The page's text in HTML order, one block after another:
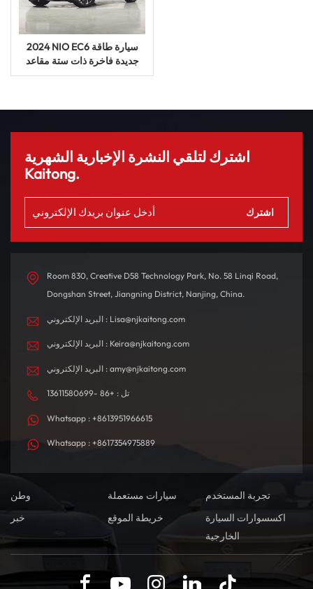
2024 NIO EC6 سيارة طاقة
جديدة فاخرة ذات ستة مقاعد
عالية الجودة
اشترك لتلقي النشرة الإخبارية الشهرية
Kaitong.
Room 830, Creative D58 Technology Park, No. 58 Linqi Road,
Dongshan Street, Jiangning District, Nanjing, China.
البريد الإلكتروني : Lisa@njkaitong.com
البريد الإلكتروني : Keira@njkaitong.com
البريد الإلكتروني : amy@njkaitong.com
تل : +86 -13611580699
Whatsapp : +8613951966615
Whatsapp : +8617354975889
وطن سيارات مستعملة
تجربة المستخدم
خبر
خريطة الموقع
اكسسوارات السيارة
الخارجية